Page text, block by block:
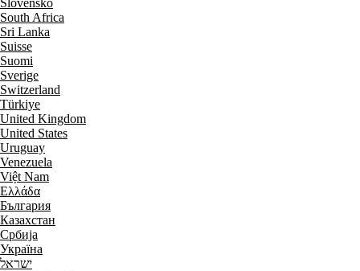
Slovensko
South Africa
Sri Lanka
Suisse
Suomi
Sverige
Switzerland
Türkiye
United Kingdom
United States
Uruguay
Venezuela
Việt Nam
Ελλάδα
България
Казахстан
Србија
Україна
ישראל